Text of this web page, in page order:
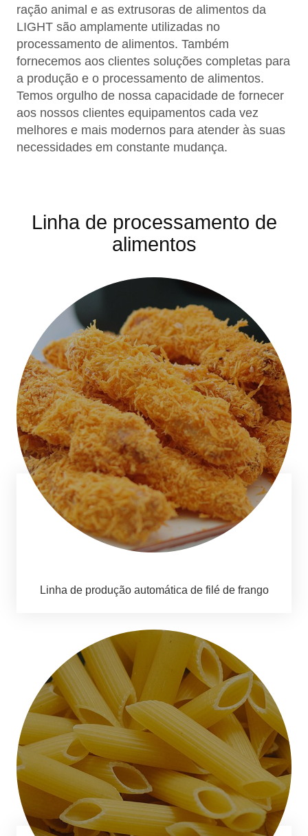
ração animal e as extrusoras de alimentos da
LIGHT são amplamente utilizadas no
processamento de alimentos. Também
fornecemos aos clientes soluções completas para
a produção e o processamento de alimentos.
Temos orgulho de nossa capacidade de fornecer
aos nossos clientes equipamentos cada vez
melhores e mais modernos para atender às suas
necessidades em constante mudança.
Linha de processamento de
alimentos
Linha de produção automática de filé de frango